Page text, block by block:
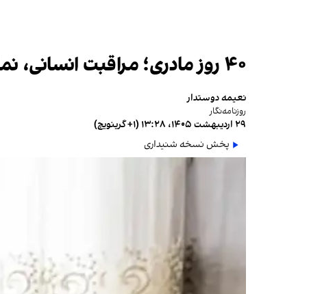
۴۰ روز مادری؛ مراقبت انسانی، نمایش عاطفه و پرسش‌های اخلاقی
نعیمه دوستدار
روزنامه‌نگار
۲۹ اردیبهشت ۱۴۰۵، ۱۳:۲۸ (‎+۱ گرینویچ)
پخش نسخه شنیداری